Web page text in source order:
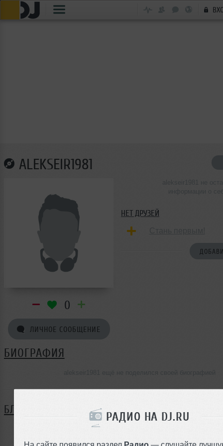
РАДИО НА DJ.RU
На сайте появился раздел Радио — слушайте
ALEKSEIR1981
0
ЛИЧНОЕ СООБЩЕНИЕ
НЕТ ДРУЗЕЙ
БИОГРАФИЯ
БЛОГ